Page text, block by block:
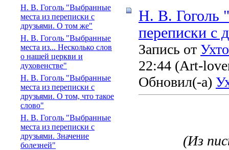
Н. В. Гоголь
переписки с
Запись от
22:44 (Art-
Обновил(-а)
(Из
Н. В. Гоголь "Выбранные
места из переписки с
друзьями. О том же"
Н. В. Гоголь "Выбранные
места из... Несколько слов
о нашей церкви и
духовенстве"
Н. В. Гоголь "Выбранные
места из переписки с
друзьями. О том, что такое
слово"
Н. В. Гоголь "Выбранные
места из переписки с
друзьями. Значение
болезней"